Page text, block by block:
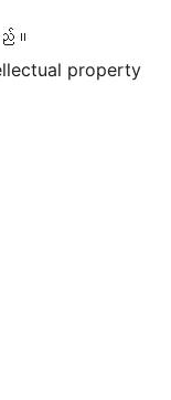
ည်။
property